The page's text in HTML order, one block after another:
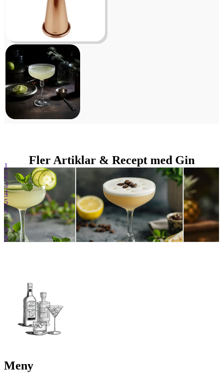
Fler Artiklar & Recept med Gin
1
2
3
4
5
6
7
8
9
Meny